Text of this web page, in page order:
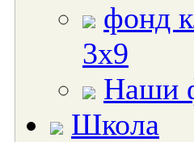
фонд
3х9
Наши
Школа